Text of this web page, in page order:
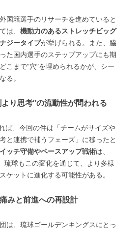
国籍選手のリサーチを進めていると
は、 機動力のあるストレッチビッグ
ジータイプが挙げられる。また、脇
た国内選手のステップアップにも期
こまで“穴”を埋められるかが、シー
る。
り思考”の流動性が問われる
ば、今回の件は「チームがサイズや
と連携で補うフェーズ」に移ったと
ッチ守備やペースアップ戦術は、
琉球もこの変化を通じて、より多様
ケットに進化する可能性がある。
みと前進への再設計
は、琉球ゴールデンキングスにとっ